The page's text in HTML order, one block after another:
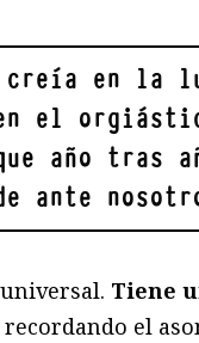
creía en la
el
año tras
ante
Tiene
el